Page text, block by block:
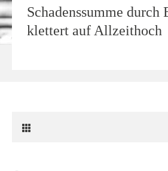
Schadenssumme durch
klettert auf Allzeithoch